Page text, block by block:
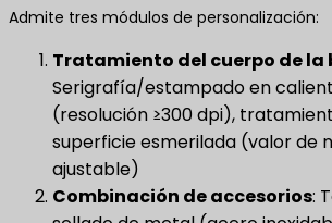
Admite tres módulos de personalización:
Tratamiento del cuerpo de la
Serigrafía/estampado en
(resolución ≥300 dpi),
superficie esmerilada (valor de
ajustable)
Combinación de accesorios​: